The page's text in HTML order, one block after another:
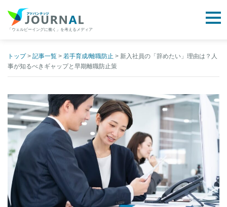
content
「ウェルビーイングに働く」を考えるメディア
トップ> 記事一覧 > 若手育成/離職防止 > 新入社員の「辞めたい」理由は？人
事が知るべきギャップと早期離職防止策